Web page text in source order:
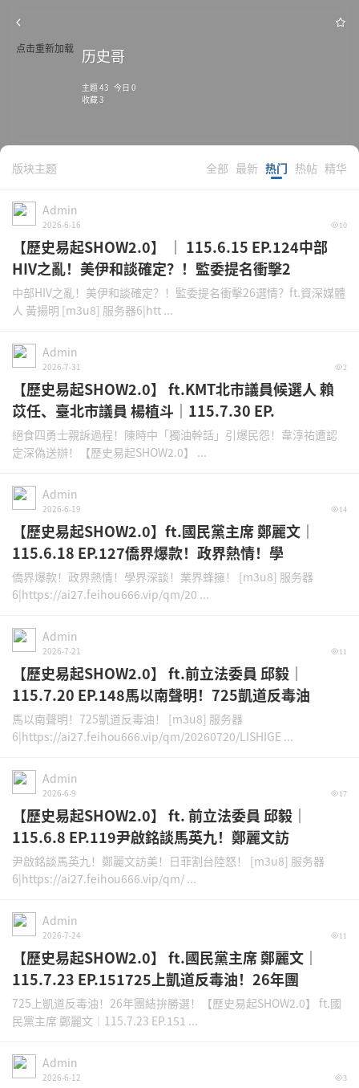
点击重新加载 历史哥
主题 43 今日 0
收藏 3
版块主题 全部 最新 热门 热帖 精华
Admin
2026-6-16 10
【歷史易起SHOW2.0】 ｜ 115.6.15 EP.124中部
HIV之亂！美伊和談確定？！監委提名衝擊2
中部HIV之亂！美伊和談確定？！監委提名衝擊26選情？ft.資深媒體
人 黃揚明 [m3u8] 服务器6|htt ...
Admin
2026-7-31 2
【歷史易起SHOW2.0】 ft.KMT北市議員候選人 賴
苡任、臺北市議員 楊植斗｜115.7.30 EP.
絕食四勇士親訴過程！陳時中「獨油幹話」引爆民怨！韋淳祐遭認
定深偽送辦！【歷史易起SHOW2.0】 ...
Admin
2026-6-19 14
【歷史易起SHOW2.0】ft.國民黨主席 鄭麗文｜
115.6.18 EP.127僑界爆款！政界熱情！學
僑界爆款！政界熱情！學界深談！業界蜂擁！ [m3u8] 服务器
6|https://ai27.feihou666.vip/qm/20 ...
Admin
2026-7-21 11
【歷史易起SHOW2.0】 ft.前立法委員 邱毅｜
115.7.20 EP.148馬以南聲明！725凱道反毒油
馬以南聲明！725凱道反毒油！ [m3u8] 服务器
6|https://ai27.feihou666.vip/qm/20260720/LISHIGE ...
Admin
2026-6-9 17
【歷史易起SHOW2.0】 ft. 前立法委員 邱毅｜
115.6.8 EP.119尹啟銘談馬英九！鄭麗文訪
尹啟銘談馬英九！鄭麗文訪美！日菲割台陸怒！ [m3u8] 服务器
6|https://ai27.feihou666.vip/qm/ ...
Admin
2026-7-24 11
【歷史易起SHOW2.0】 ft.國民黨主席 鄭麗文｜
115.7.23 EP.151725上凱道反毒油！26年團
725上凱道反毒油！26年團結拚勝選！【歷史易起SHOW2.0】 ft.國
民黨主席 鄭麗文｜115.7.23 EP.151 ...
Admin
2026-6-12 3